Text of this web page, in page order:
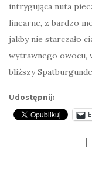
intrygująca nuta
linearne, z bardzo
jakby nie starczało
wytrawnego owocu,
bliższy
Udostępnij: